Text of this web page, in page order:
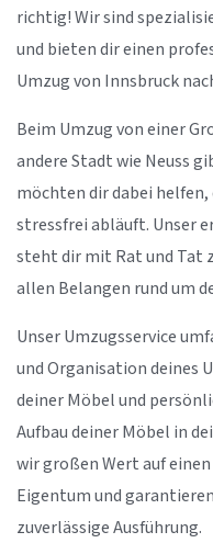
richtig! Wir sind
und bieten dir einen
Umzug von Innsbruck
Beim Umzug von einer
andere Stadt wie Neuss
möchten dir dabei helfen,
stressfrei abläuft. Unser
steht dir mit Rat und Tat
allen Belangen rund um
Unser Umzugsservice
und Organisation deines
deiner Möbel und
Aufbau deiner Möbel in
wir großen Wert auf
Eigentum und
zuverlässige Ausführung.